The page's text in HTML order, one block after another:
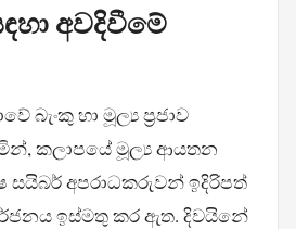
අවදිවීමේ
බැංකු හා මූල්‍ය ප්‍රජාව
කලාපයේ මූල්‍ය ආයතන
අපරාධකරුවන් ඉදිරිපත්
ඉස්මතු කර ඇත. දිවයිනේ